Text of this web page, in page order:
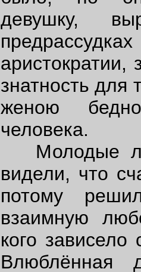
девушку,
аристократии,
знатность для
женою
человека.
Молодые
видели, что
потому
взаимную
кого зависело
Влюблённая